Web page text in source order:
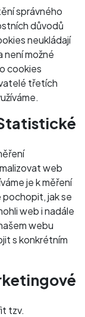
správného
důvodů
neukládají
není možné
cookies
třetích
web
je k měření
pochopit, jak se
web i nadále
webu
s konkrétním
tzv.